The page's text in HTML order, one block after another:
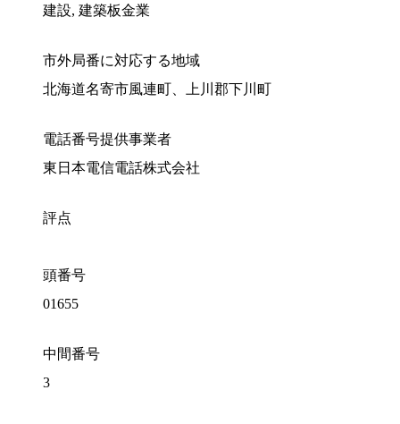
建設, 建築板金業
市外局番に対応する地域
北海道名寄市風連町、上川郡下川町
電話番号提供事業者
東日本電信電話株式会社
評点
頭番号
01655
中間番号
3